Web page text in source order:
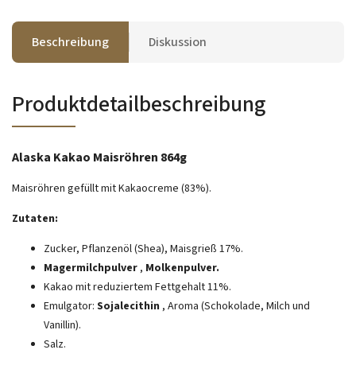
Beschreibung Diskussion
Produktdetailbeschreibung
Alaska Kakao Maisröhren 864g
Maisröhren gefüllt mit Kakaocreme (83%).
Zutaten:
Zucker, Pflanzenöl (Shea), Maisgrieß 17%.
Magermilchpulver , Molkenpulver.
Kakao mit reduziertem Fettgehalt 11%.
Emulgator: Sojalecithin , Aroma (Schokolade, Milch und
Vanillin).
Salz.